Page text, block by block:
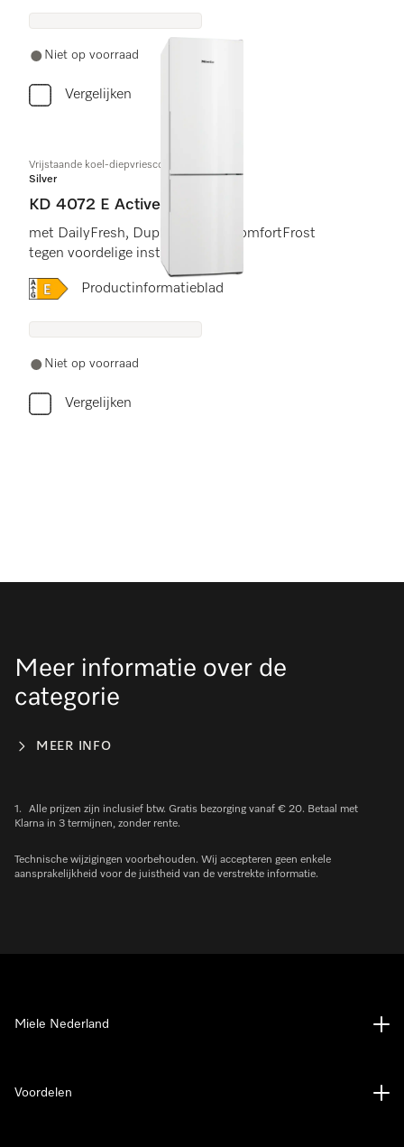
Niet op voorraad
Vergelijken
Vrijstaande koel-diepvriescombinatie
Silver
KD 4072 E Active
met DailyFresh, DuplexCool en ComfortFrost
tegen voordelige instapprijs.
Online Label Flag, Energielabel
Productinformatieblad
Niet op voorraad
Vergelijken
Meer informatie over de
categorie
MEER INFO
1.
Alle prijzen zijn inclusief btw. Gratis bezorging vanaf € 20. Betaal met
Klarna in 3 termijnen, zonder rente.
Technische wijzigingen voorbehouden. Wij accepteren geen enkele
aansprakelijkheid voor de juistheid van de verstrekte informatie.
Miele Nederland
Voordelen